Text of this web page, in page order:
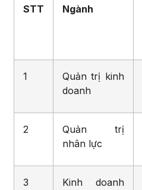
STT Ngành
1
Quản trị kinh
doanh
2
Quản trị
nhân lực
3
Kinh doanh